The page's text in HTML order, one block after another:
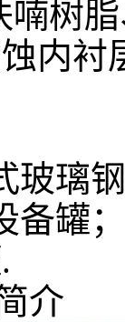
树
内
玻璃
备罐
介